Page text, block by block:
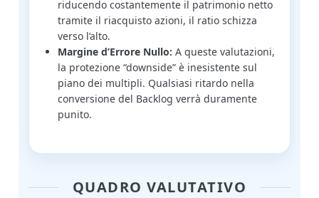
riducendo costantemente il patrimonio netto
tramite il riacquisto azioni, il ratio schizza
verso l’alto.
Margine d’Errore Nullo: A queste valutazioni,
la protezione “downside” è inesistente sul
piano dei multipli. Qualsiasi ritardo nella
conversione del Backlog verrà duramente
punito.
QUADRO VALUTATIVO